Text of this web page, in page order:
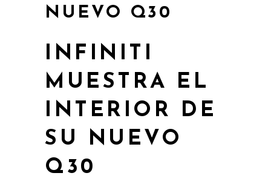
NUEVO Q30
INFINITI
MUESTRA EL
INTERIOR DE
SU NUEVO
Q30